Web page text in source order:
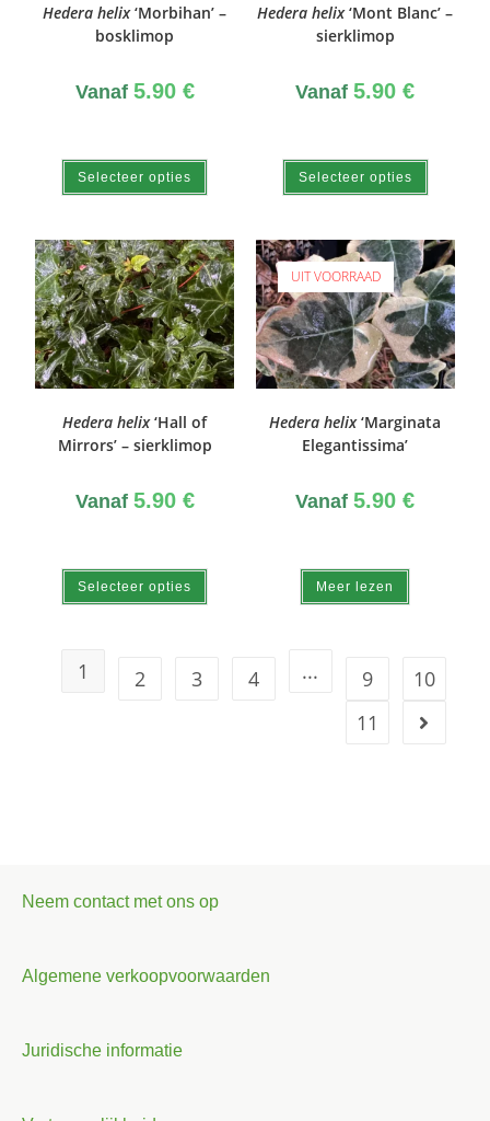
Hedera helix‘Morbihan’ –
bosklimop
Vanaf 5.90 €
Selecteer opties
Hedera helix‘Mont Blanc’ –
sierklimop
Vanaf5.90€
Selecteer opties
Hedera helix‘Hall of
Mirrors’ – sierklimop
Vanaf 5.90 €
Selecteer opties
UIT VOORRAAD
Hedera helix‘Marginata
Elegantissima’
Vanaf5.90€
Meer lezen
1 2 3 4 ... 9
10
11
Neem contact met ons op
Algemene verkoopvoorwaarden
Juridische informatie